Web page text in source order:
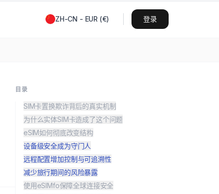
ZH-CN - EUR (€) 登录
目录
SIM卡置换欺诈背后的真实机制
为什么实体SIM卡造成了这个问题
eSIM如何彻底改变结构
设备级安全成为守门人
远程配置增加控制与可追溯性
减少旅行期间的风险暴露
使用eSIMfo保障全球连接安全